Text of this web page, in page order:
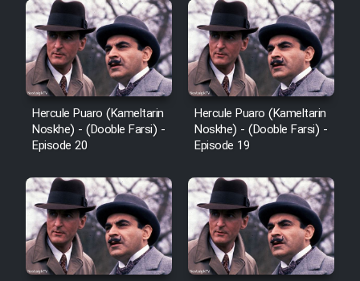
Hercule Puaro (Kameltarin
Noskhe) - (Dooble Farsi) -
Episode 20
Hercule Puaro (Kameltarin
Noskhe) - (Dooble Farsi) -
Episode 19